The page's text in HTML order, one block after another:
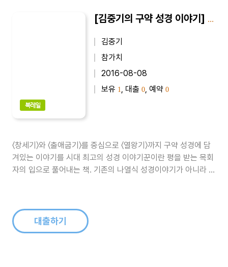
북레일
[김중기의 구약 성경 이야기] 김중기의 구약 성경 이야기 1
김중기
참가치
2016-08-08
보유 1 , 대출 0 , 예약 0
〈창세기〉와 〈출애굽기〉를 중심으로 〈열왕기〉까지 구약 성경에 담
겨있는 이야기를 시대 최고의 성경 이야기꾼이란 평을 받는 목회
자의 입으로 풀어내는 책. 기존의 나열식 성경이야기가 아니라 목
대출하기